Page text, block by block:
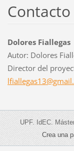
Contacto
Dolores Fiallegas
Autor: Dolores
Director del
lfiallegas13@gma
UPF. IdEC.
Crea una